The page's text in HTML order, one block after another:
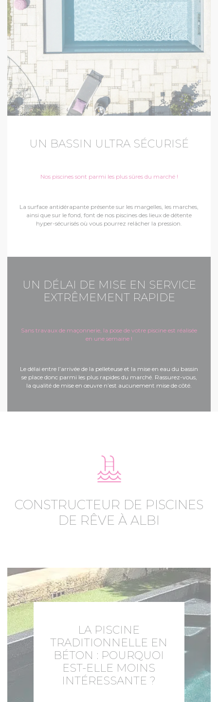
UN DÉLAI DE MISE EN SERVICE
EXTRÊMEMENT RAPIDE
Sans travaux de maçonnerie, la pose de votre piscine est réalisée
en une semaine !
Le délai entre l’arrivée de la pelleteuse et la mise en eau du bassin
se place donc parmi les plus rapides du marché. Rassurez-vous,
la qualité de mise en œuvre n’est aucunement mise de côté.
UN BASSIN ULTRA SÉCURISÉ
Nos piscines sont parmi les plus sûres du marché !
La surface antidérapante présente sur les margelles, les marches,
ainsi que sur le fond, font de nos piscines des lieux de détente
hyper-sécurisés où vous pourrez relâcher la pression.
CONSTRUCTEUR DE PISCINES
DE RÊVE À ALBI
LA PISCINE
TRADITIONNELLE EN
BÉTON : POURQUOI
EST-ELLE MOINS
INTÉRESSANTE ?